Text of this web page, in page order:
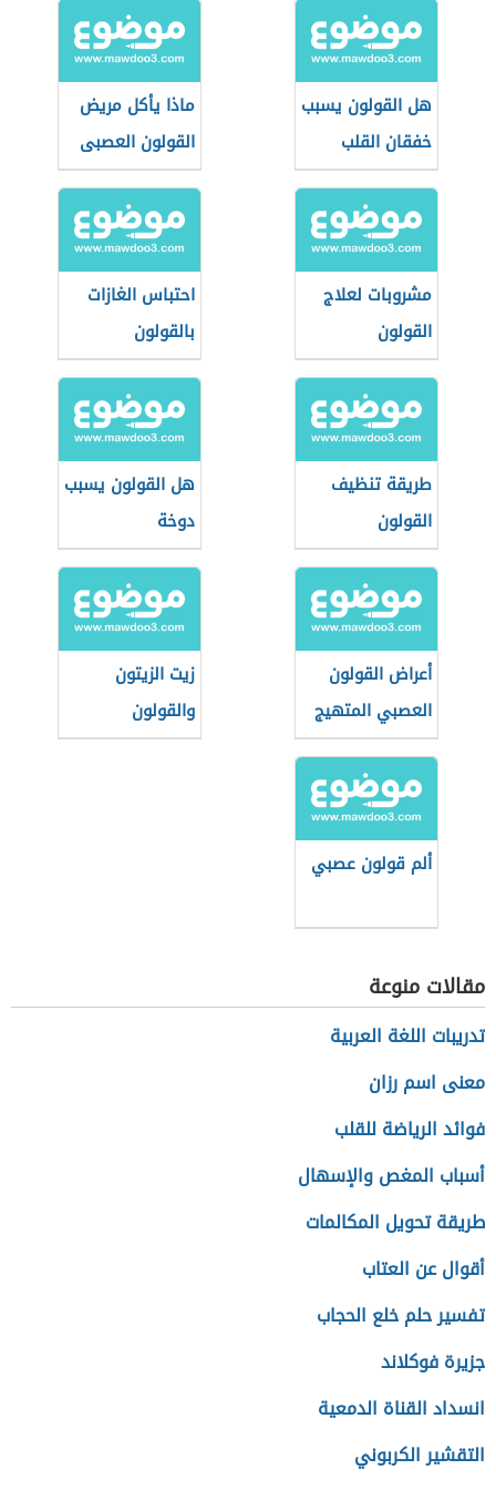
هل القولون يسبب
خفقان القلب
ماذا يأكل مريض
القولون العصبى
مشروبات لعلاج
القولون
احتباس الغازات
بالقولون
طريقة تنظيف
القولون
هل القولون يسبب
دوخة
أعراض القولون
العصبي المتهيج
زيت الزيتون
والقولون
ألم قولون عصبي
مقالات منوعة
تدريبات اللغة العربية
معنى اسم رزان
فوائد الرياضة للقلب
أسباب المغص والإسهال
طريقة تحويل المكالمات
أقوال عن العتاب
تفسير حلم خلع الحجاب
جزيرة فوكلاند
انسداد القناة الدمعية
التقشير الكربوني